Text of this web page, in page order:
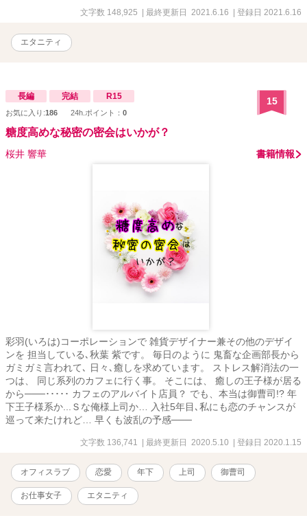
文字数 148,925 | 最終更新日 2021.6.16 | 登録日 2021.6.16
エタニティ
長編 完結 R15
お気に入り:186 24h.ポイント： 0
15
糖度高めな秘密の密会はいかが？
桜井 響華 書籍情報
彩羽(いろは)コーポレーションで 雑貨デザイナー兼その他のデザイ
ンを 担当している､秋葉 紫です。 毎日のように 鬼畜な企画部長から
ガミガミ言われて､ 日々､癒しを求めています。 ストレス解消法の一
つは、 同じ系列のカフェに行く事。 そこには、 癒しの王子様が居る
から───･････ カフェのアルバイト店員？ でも、本当は御曹司!? 年
下王子様系か...Ｓな俺様上司か… 入社5年目､私にも恋のチャンスが
巡って来たけれど… 早くも波乱の予感───
文字数 136,741 | 最終更新日 2020.5.10 | 登録日 2020.1.15
オフィスラブ 恋愛 年下 上司 御曹司
お仕事女子 エタニティ